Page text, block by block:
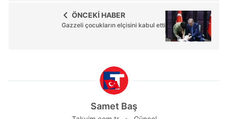
ÖNCEKİ HABER
Gazzeli çocukların elçisini kabul etti
Samet Baş